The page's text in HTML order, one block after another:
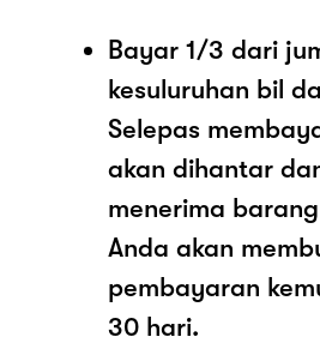
Bayar 1/3 dari
kesuluruhan bil
Selepas
akan dihantar
menerima
Anda akan
pembayaran
30 hari.